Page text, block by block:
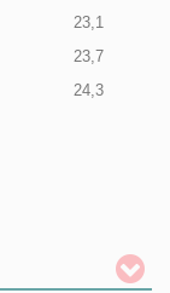
23,1
23,7
24,3